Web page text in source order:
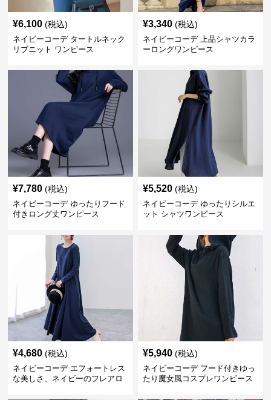
¥6,100 (税込)
ネイビーコーデ タートルネック
リブニット ワンピース
¥3,340 (税込)
ネイビーコーデ 上品シャツカラ
ーロングワンピース
¥7,780 (税込)
ネイビーコーデ ゆったりフード
付きロング丈ワンピース
¥5,520 (税込)
ネイビーコーデ ゆったりシルエ
ット シャツワンピース
¥4,680 (税込)
ネイビーコーデ エフォートレス
な美しさ、ネイビーのフレアロ
¥5,940 (税込)
ネイビーコーデ フード付きゆっ
たり魔女風コスプレワンピース